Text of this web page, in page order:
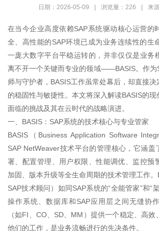
日期：2026-05-09 浏览量：226 来
在当今企业高度依赖SAP系统驱动核心运营的
全、高性能的SAP环境已成为业务连续性的生
一庞大数字平台平稳运转的，并非仅仅是业务
离不开一个关键而专业的领域——BASIS。作为
师与守护者，BASIS工作虽常处幕后，却直接
的稳固性与敏捷性。本文将深入解读BASIS的现
面临的挑战及其在云时代的战略演进。
一、BASIS：SAP系统的技术核心与专业管家
BASIS（Business Application Software
SAP NetWeaver技术平台的管理核心，它涵盖
署、配置管理、用户权限、性能调优、监控预
加固、版本升级等全生命周期的技术管理工作
SAP技术顾问）如同SAP系统的“全能管家”和“
操作系统、数据库和SAP应用层之间无缝协
（如FI、CO、SD、MM）提供一个稳定、高效
他们的工作，是业务流畅进行的先决条件。